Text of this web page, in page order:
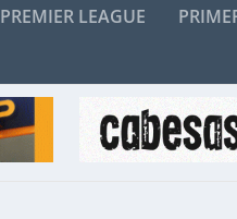
PREMIER LEAGUE